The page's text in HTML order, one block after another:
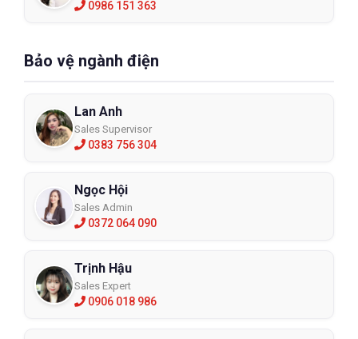
0986 151 363
Bảo vệ ngành điện
Lan Anh
Sales Supervisor
0383 756 304
Ngọc Hội
Sales Admin
0372 064 090
Trịnh Hậu
Sales Expert
0906 018 986